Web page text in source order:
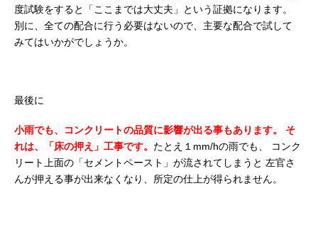
度試験をすると「ここまでは大丈夫」という証拠になります。
別に、全ての配合に行う必要はないので、主要な配合で試して
みてはいかがでしょうか。
最後に
小雨でも、コンクリートの品質に影響が出る事もあります。
そ
れは、「床の押え」工事です。 たとえ１mm/hの雨でも、
コンク
リート上面の「セメントペースト」が流されてしまうと 左官さ
んが押える事が出来なくなり、所定の仕上が得られません。